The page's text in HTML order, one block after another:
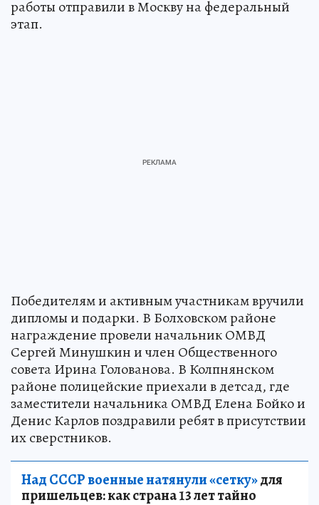
работы отправили в Москву на федеральный
этап.
Победителям и активным участникам вручили
дипломы и подарки. В Болховском районе
награждение провели начальник ОМВД
Сергей Минушкин и член Общественного
совета Ирина Голованова. В Колпнянском
районе полицейские приехали в детсад, где
заместители начальника ОМВД Елена Бойко и
Денис Карлов поздравили ребят в присутствии
их сверстников.
Над СССР военные натянули «сетку»для
пришельцев: как страна 13 лет тайно